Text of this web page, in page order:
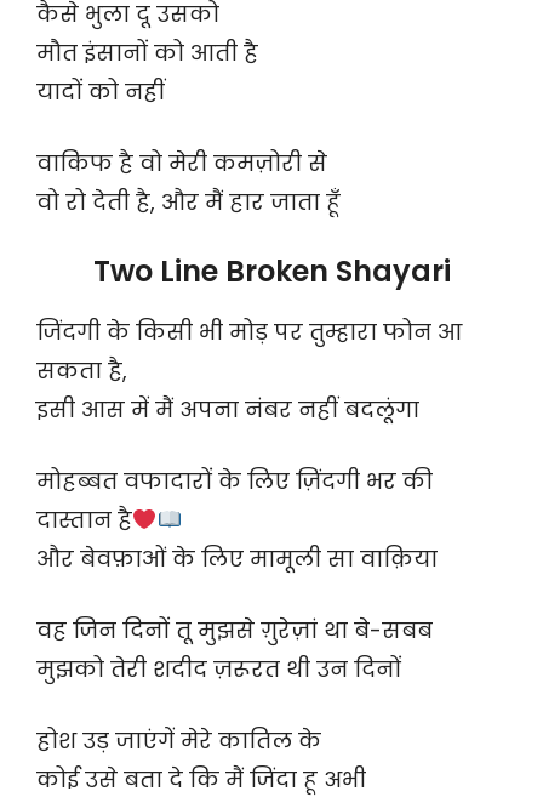
कैसे भुला दू उसको
मौत इंसानों को आती है
यादों को नहीं
वाकिफ है वो मेरी कमज़ोरी से
वो रो देती है, और मैं हार जाता हूँ
Two Line Broken Shayari
जिंदगी के किसी भी मोड़ पर तुम्हारा फोन आ
सकता है,
इसी आस में मैं अपना नंबर नहीं बदलूंगा
मोहब्बत वफादारों के लिए ज़िंदगी भर की
दास्तान है
और बेवफ़ाओं के लिए मामूली सा वाक़िया
वह जिन दिनों तू मुझसे ग़ुरेज़ां था बे-सबब
मुझको तेरी शदीद ज़रूरत थी उन दिनों
होश उड़ जाएंगें मेरे कातिल के
कोई उसे बता दे कि मैं जिंदा हू अभी